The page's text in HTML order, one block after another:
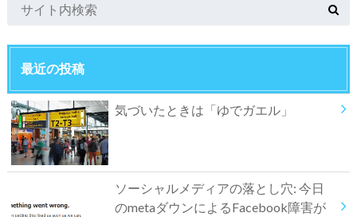
最近の投稿
気づいたときは「ゆでガエル」
ソーシャルメディアの落とし穴: 今日
のmetaダウンによるFacebook障害が